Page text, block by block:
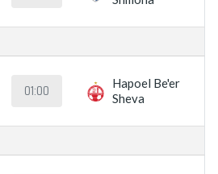
01:00
Hapoel Be'er
Sheva